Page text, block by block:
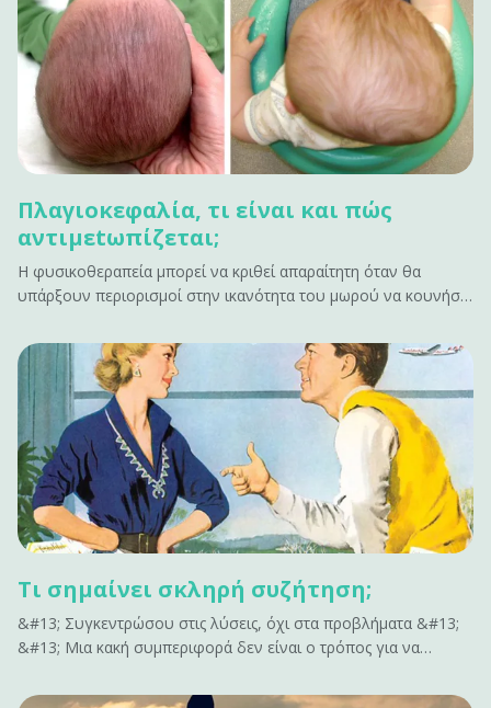
Πλαγιοκεφαλία, τι είναι και πώς
αντιμεtωπίζεται;
Η φυσικοθεραπεία μπορεί να κριθεί απαραίτητη όταν θα
υπάρξουν περιορισμοί στην ικανότητα του μωρού να κουνήσει
σύσπασης.&#13; &#13; Τι είναι η πλαγιοκεφαλία;&#13; Η
πλαγιοκεφoλία είναι η ασύμμετρη θέση των οστών του
κρανίου στο βρέφος.&hellip;
Τι σημαίνει σκληρή συζήτηση;
&#13; Συγκεντρώσου στις λύσεις, όχι στα προβλήματα &#13;
&#13; Μια κακή συμπεριφορά δεν είναι ο τρόπος για να
δεν έχουν αποτέλεσμα. Δεν εμπνέει αλλαγή. Κάνει μόνο τους